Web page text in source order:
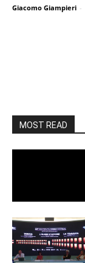
Giacomo Giampieri -
MOST READ